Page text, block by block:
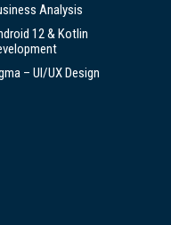
Analysis
12 & Kotlin
– UI/UX Design